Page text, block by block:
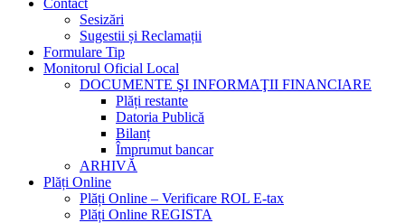
Contact
Sesizări
Sugestii și Reclamații
Formulare Tip
Monitorul Oficial Local
DOCUMENTE ŞI INFORMAŢII FINANCIARE
Plăți restante
Datoria Publică
Bilanț
Împrumut bancar
ARHIVĂ
Plăți Online
Plăți Online – Verificare ROL E-tax
Plăți Online REGISTA